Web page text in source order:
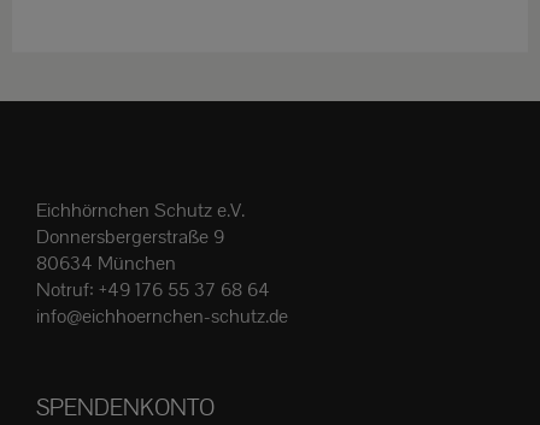
können
auf
der
Produktseite
Eichhörnchen Schutz e.V.
Donnersbergerstraße 9
80634 München
Notruf: +49 176 55 37 68 64
info@eichhoernchen-schutz.de
SPENDENKONTO